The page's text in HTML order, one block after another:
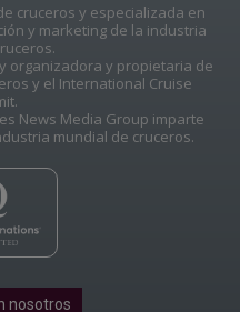
cruceros y especializada en
y marketing de la industria
organizadora y propietaria de
y el International Cruise
News Media Group imparte
mundial de cruceros.
nosotros